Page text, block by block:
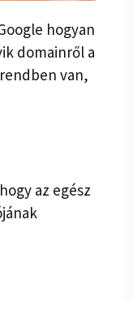
hogyan
domainről a
van,
az egész